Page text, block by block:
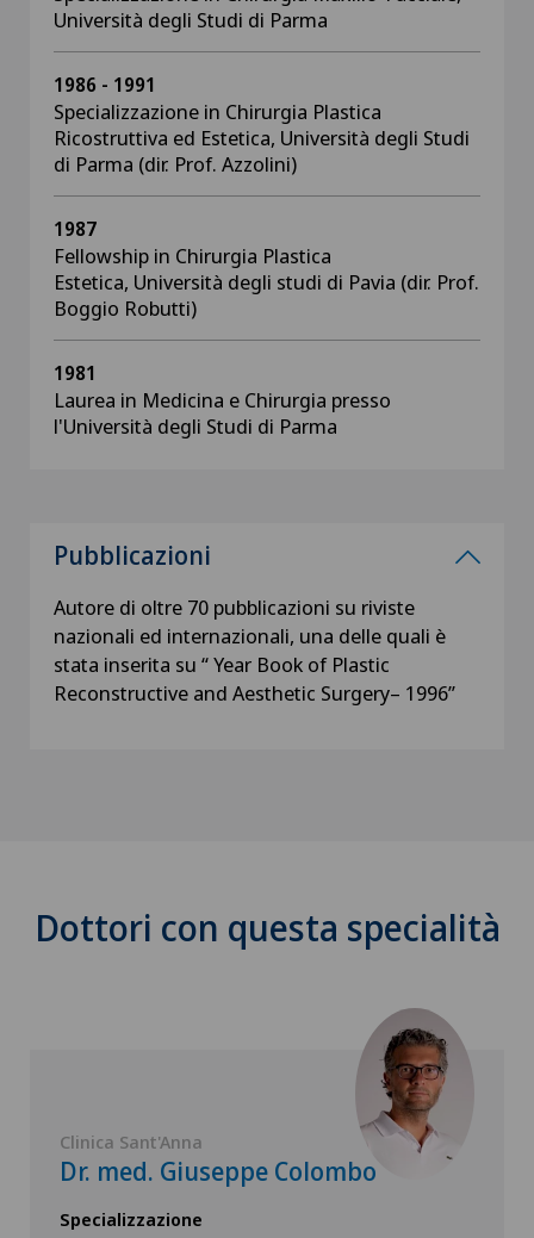
Università degli Studi di Parma
1986 - 1991
Specializzazione in Chirurgia Plastica
Ricostruttiva ed Estetica, Università degli Studi
di Parma (dir. Prof. Azzolini)
1987
Fellowship in Chirurgia Plastica
Estetica, Università degli studi di Pavia (dir. Prof.
Boggio Robutti)
1981
Laurea in Medicina e Chirurgia presso
l'Università degli Studi di Parma
Pubblicazioni
Autore di oltre 70 pubblicazioni su riviste
nazionali ed internazionali, una delle quali è
stata inserita su “ Year Book of Plastic
Reconstructive and Aesthetic Surgery– 1996”
Dottori con questa specialità
Clinica Sant'Anna
Dr. med. Giuseppe Colombo
Specializzazione